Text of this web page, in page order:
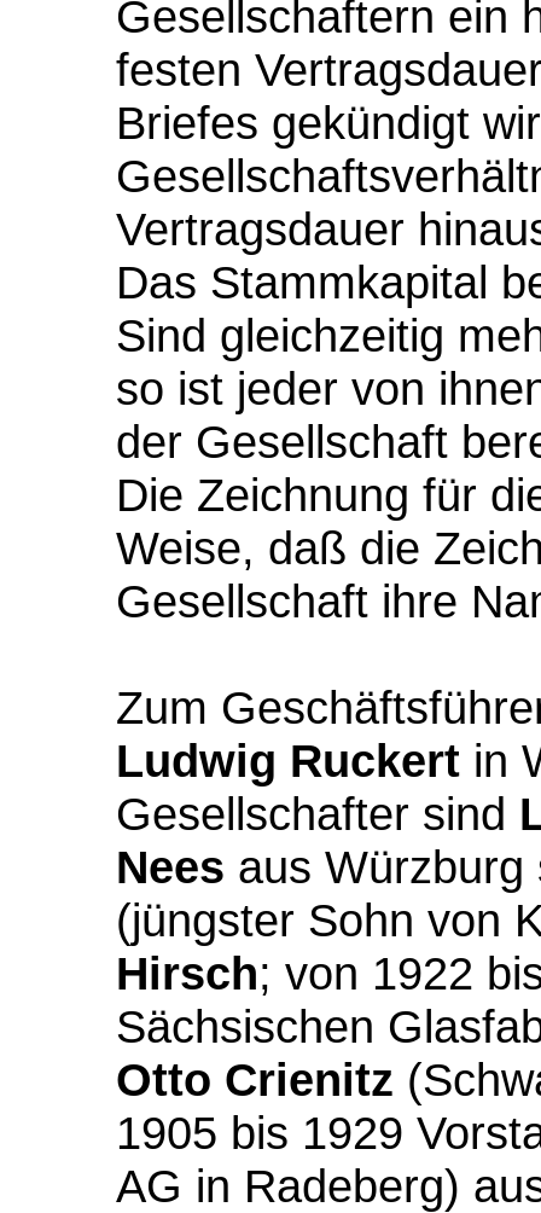
Gesellschaftern ein
festen
Briefes gekündigt
Vertragsdauer
Das Stammkapital
Sind gleichzeitig
so ist jeder von
der Gesellschaft
Die Zeichnung für
Weise, daß die
Gesellschaft ihre
Zum
Ludwig Ruckert in
Gesellschafter sind
Nees aus
(jüngster Sohn von
Hirsch; von 1922
Sächsischen
Otto Crienitz
1905 bis 1929
AG in Radeberg)